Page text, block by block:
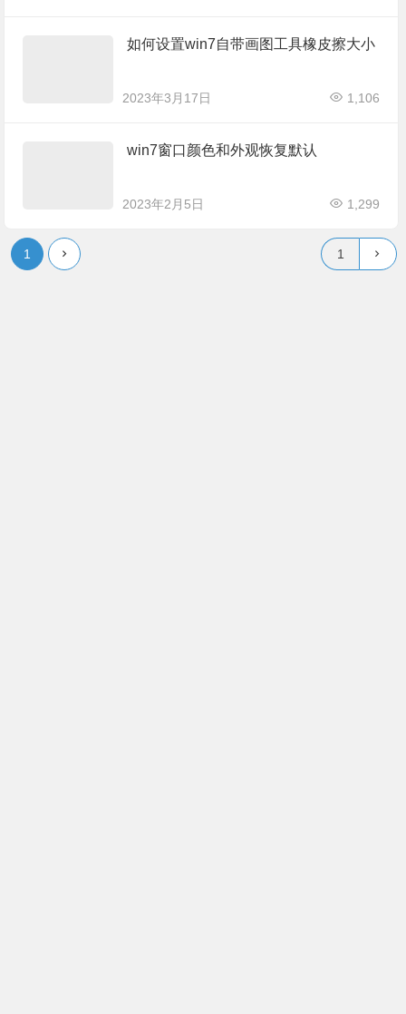
如何设置win7自带画图工具橡皮擦大小
2023年3月17日 1,106
win7窗口颜色和外观恢复默认
2023年2月5日 1,299
1